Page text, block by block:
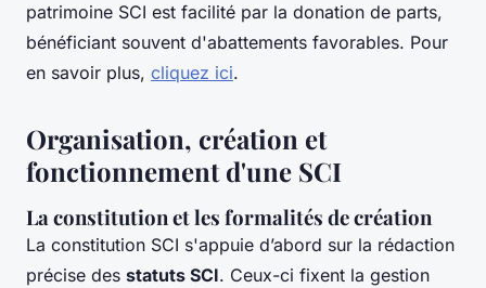
patrimoine SCI est facilité par la donation de parts,
bénéficiant souvent d'abattements favorables. Pour
en savoir plus, cliquez ici.
Organisation, création et
fonctionnement d'une SCI
La constitution et les formalités de création
La constitution SCI s'appuie d’abord sur la rédaction
précise des statuts SCI. Ceux-ci fixent la gestion